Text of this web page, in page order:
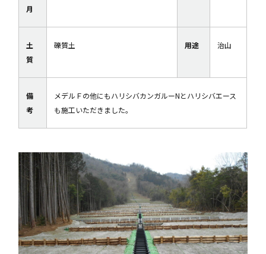
月
土
質
礫質土 用途 治山
備
考
メデルＦの他にもハリシバカンガルーNとハリシバエース
も施工いただきました。